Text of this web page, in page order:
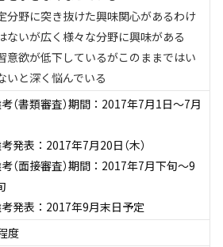
分野に突き抜けた興味関心があるわけ
ないが広く様々な分野に興味がある
意欲が低下しているがこのままではい
いと深く悩んでいる
（書類審査）期間：2017年7月1日～7月
発表：2017年7月20日（木）
（面接審査）期間：2017年7月下旬～9
発表：2017年9月末日予定
度